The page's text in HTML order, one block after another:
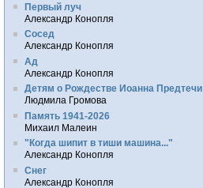
Первый луч
Александр Конопля
Сосед
Александр Конопля
Ад
Александр Конопля
Детям о Рождестве Иоанна Предтечи
Людмила Громова
Память 1941-2026
Михаил Малеин
"Когда шипит в тиши машина..."
Александр Конопля
Снег
Александр Конопля